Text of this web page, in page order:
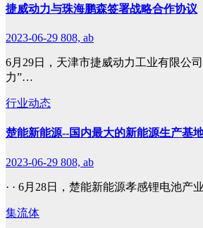
捷威动力与珠海鹏森签署战略合作协议
2023-06-29 808, ab
6月29日，天津市捷威动力工业有限公
力”…
行业动态
楚能新能源--国内最大的新能源生产基
2023-06-29 808, ab
· · 6月28日，楚能新能源孝感锂电池
集流体